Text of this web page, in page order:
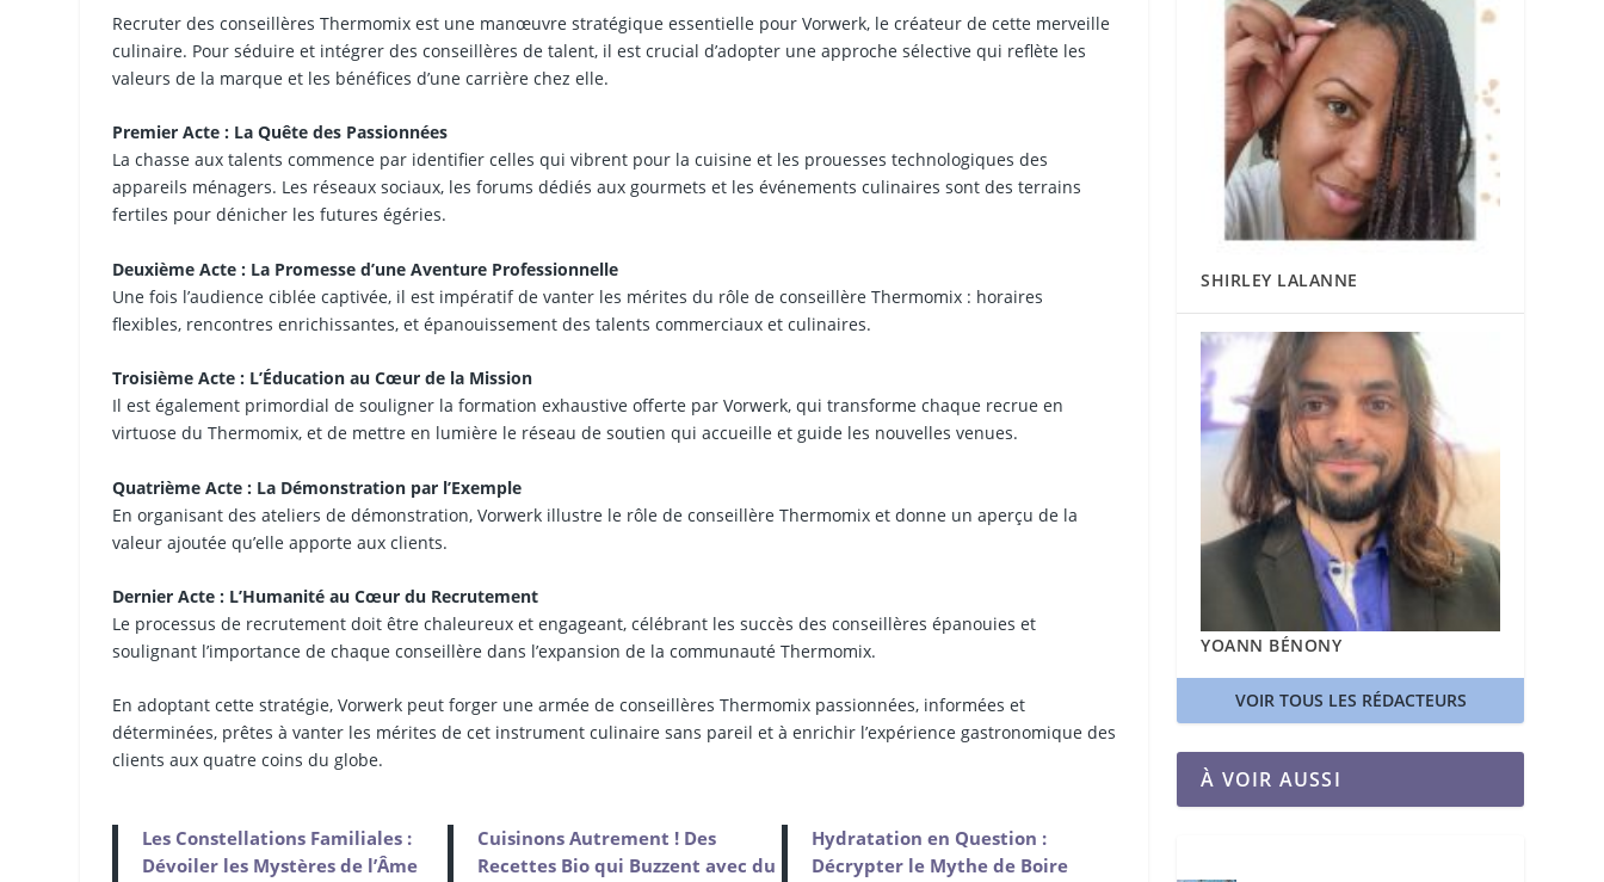
Recruter des conseillères Thermomix est une manœuvre stratégique essentielle pour Vorwerk, le créateur de cette merveille
culinaire. Pour séduire et intégrer des conseillères de talent, il est crucial d’adopter une approche sélective qui reflète les
valeurs de la marque et les bénéfices d’une carrière chez elle.
Premier Acte : La Quête des Passionnées
La chasse aux talents commence par identifier celles qui vibrent pour la cuisine et les prouesses technologiques des
appareils ménagers. Les réseaux sociaux, les forums dédiés aux gourmets et les événements culinaires sont des terrains
fertiles pour dénicher les futures égéries.
Deuxième Acte : La Promesse d’une Aventure Professionnelle
Une fois l’audience ciblée captivée, il est impératif de vanter les mérites du rôle de conseillère Thermomix : horaires
flexibles, rencontres enrichissantes, et épanouissement des talents commerciaux et culinaires.
Troisième Acte : L’Éducation au Cœur de la Mission
Il est également primordial de souligner la formation exhaustive offerte par Vorwerk, qui transforme chaque recrue en
virtuose du Thermomix, et de mettre en lumière le réseau de soutien qui accueille et guide les nouvelles venues.
Quatrième Acte : La Démonstration par l’Exemple
En organisant des ateliers de démonstration, Vorwerk illustre le rôle de conseillère Thermomix et donne un aperçu de la
valeur ajoutée qu’elle apporte aux clients.
Dernier Acte : L’Humanité au Cœur du Recrutement
Le processus de recrutement doit être chaleureux et engageant, célébrant les succès des conseillères épanouies et
soulignant l’importance de chaque conseillère dans l’expansion de la communauté Thermomix.
En adoptant cette stratégie, Vorwerk peut forger une armée de conseillères Thermomix passionnées, informées et
déterminées, prêtes à vanter les mérites de cet instrument culinaire sans pareil et à enrichir l’expérience gastronomique des
clients aux quatre coins du globe.
Les Constellations Familiales :
Dévoiler les Mystères de l’Âme
Cuisinons Autrement ! Des
Recettes Bio qui Buzzent avec du
Hydratation en Question :
Décrypter le Mythe de Boire
SHIRLEY LALANNE
YOANN BÉNONY
VOIR TOUS LES RÉDACTEURS
À VOIR AUSSI